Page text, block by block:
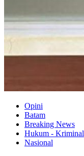
Opini
Batam
Breaking News
Hukum - Kriminal
Nasional